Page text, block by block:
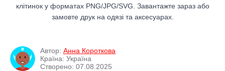
клітинок у форматах PNG/JPG/SVG. Завантажте зараз або
замовте друк на одязі та аксесуарах.
Автор: Анна Короткова
Країна: Україна
Створено: 07.08.2025